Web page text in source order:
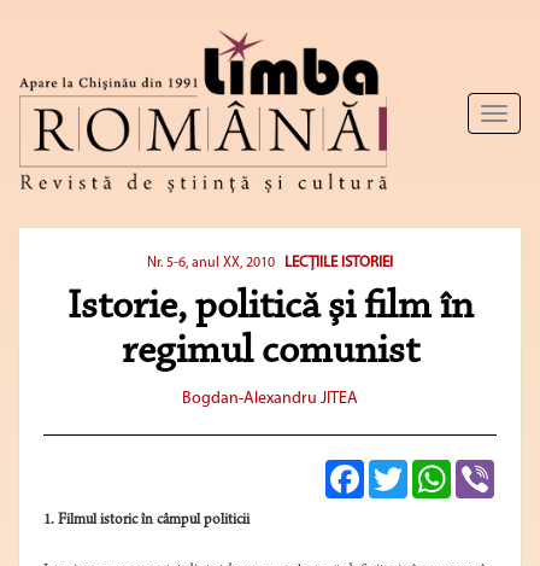
Toggle
Nr. 5-6, anul XX, 2010 LECŢIILE ISTORIEI
Istorie, politică şi film în
regimul comunist
Bogdan-Alexandru JITEA
FacebookTwitterWhatsApp
1. Filmul istoric în câmpul politicii